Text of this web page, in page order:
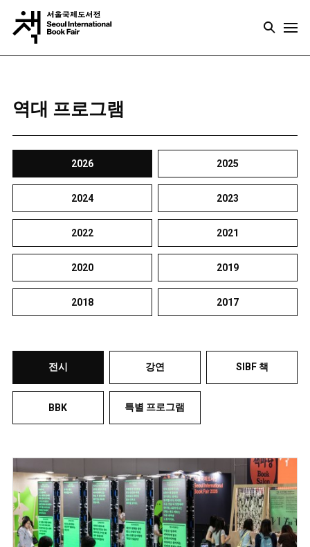
역대 프로그램
2026 2025
2024 2023
2022 2021
2020 2019
2018 2017
전시 강연 SIBF 책
BBK 특별 프로그램